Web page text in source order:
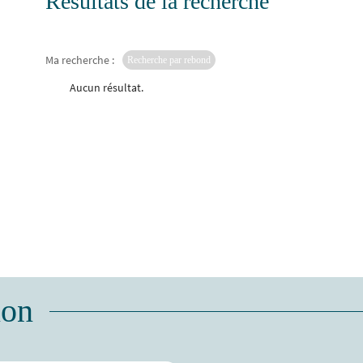
Ma recherche : Recherche par rebond
Aucun résultat.